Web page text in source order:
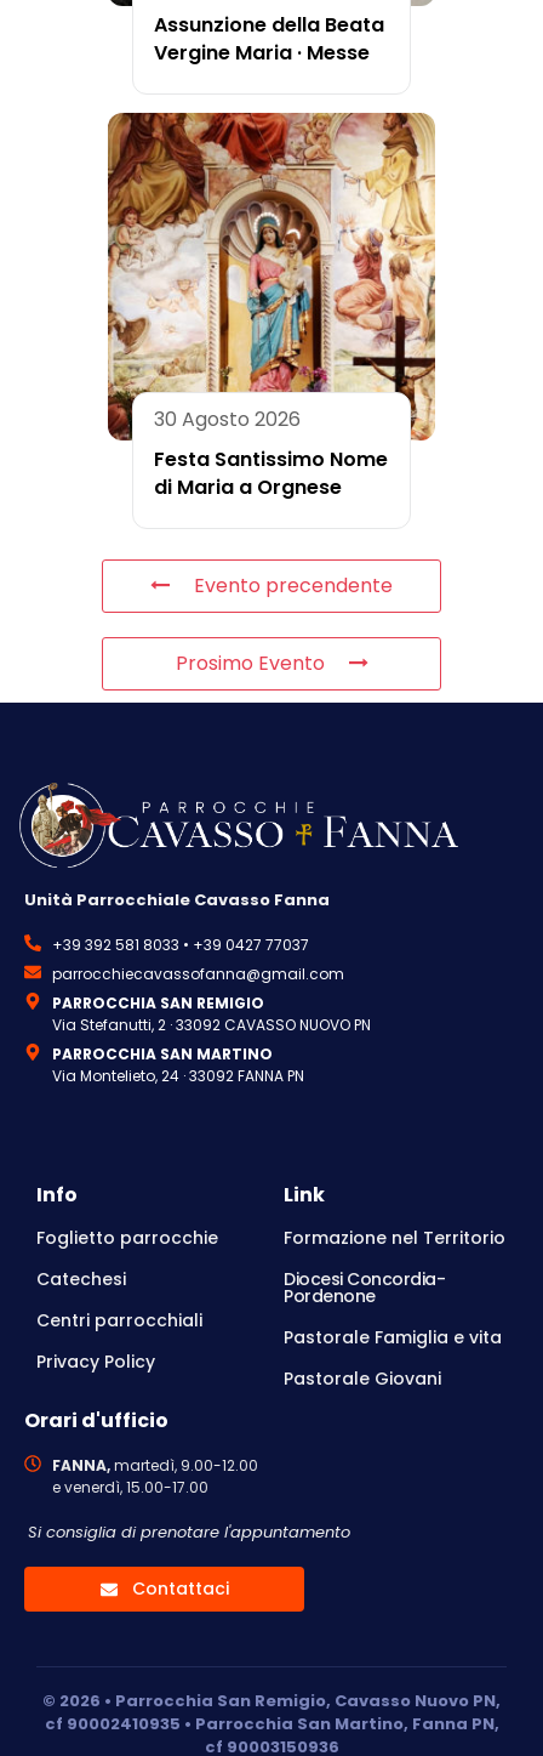
Assunzione della Beata
Vergine Maria · Messe
30 Agosto 2026
Festa Santissimo Nome
di Maria a Orgnese
Evento precendente
Prosimo Evento
Unità Parrocchiale Cavasso Fanna
+39 392 581 8033 • +39 0427 77037
parrocchiecavassofanna@gmail.com
PARROCCHIA SAN REMIGIO
Via Stefanutti, 2 · 33092 CAVASSO NUOVO PN
PARROCCHIA SAN MARTINO
Via Montelieto, 24 · 33092 FANNA PN
Info
Foglietto parrocchie
Catechesi
Centri parrocchiali
Privacy Policy
Link
Formazione nel Territorio
Diocesi Concordia-
Pordenone
Pastorale Famiglia e vita
Pastorale Giovani
Orari d'ufficio
FANNA,martedì, 9.00-12.00
e venerdì, 15.00-17.00
Si consiglia di prenotare l'appuntamento
Contattaci
© 2026 • Parrocchia San Remigio, Cavasso Nuovo PN,
cf 90002410935 • Parrocchia San Martino, Fanna PN,
cf 90003150936